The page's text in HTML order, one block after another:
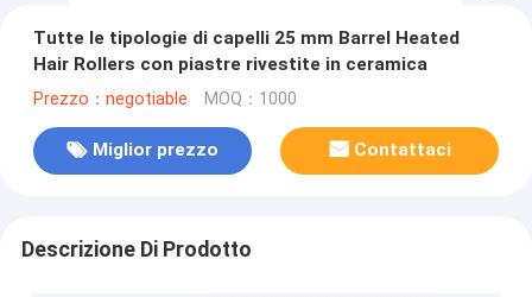
Tutte le tipologie di capelli 25 mm Barrel Heated
Hair Rollers con piastre rivestite in ceramica
Prezzo：negotiable MOQ：1000
Miglior prezzo Contattaci
Descrizione Di Prodotto